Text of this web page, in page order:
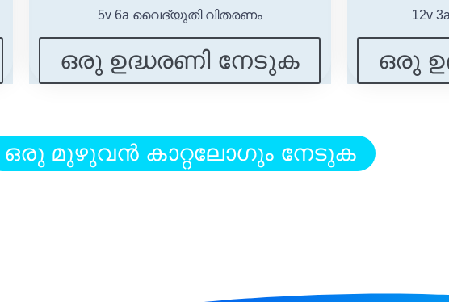
5v 6a വൈദ്യുതി വിതരണം
ഒരു ഉദ്ധരണി നേടുക
12v
ഒരു
ഒരു മുഴുവൻ കാറ്റലോഗും നേടുക